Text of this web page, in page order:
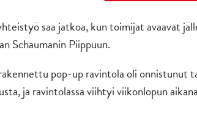
saa jatkoa, kun toimijat avaavat
Schaumanin Piippuun.
pop-up ravintola oli onnistunut
ja ravintolassa viihtyi viikonlopun